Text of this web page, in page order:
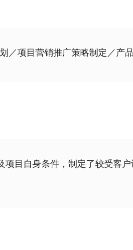
／项目营销推广策略制定／产
项目自身条件，制定了较受客